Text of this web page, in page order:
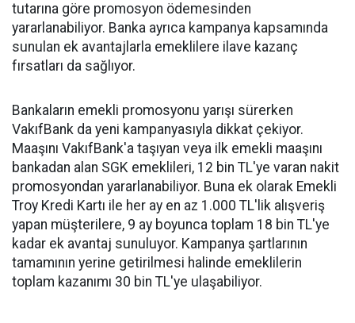
tutarına göre promosyon ödemesinden
yararlanabiliyor. Banka ayrıca kampanya kapsamında
sunulan ek avantajlarla emeklilere ilave kazanç
fırsatları da sağlıyor.
Bankaların emekli promosyonu yarışı sürerken
VakıfBank da yeni kampanyasıyla dikkat çekiyor.
Maaşını VakıfBank'a taşıyan veya ilk emekli maaşını
bankadan alan SGK emeklileri, 12 bin TL'ye varan nakit
promosyondan yararlanabiliyor. Buna ek olarak Emekli
Troy Kredi Kartı ile her ay en az 1.000 TL'lik alışveriş
yapan müşterilere, 9 ay boyunca toplam 18 bin TL'ye
kadar ek avantaj sunuluyor. Kampanya şartlarının
tamamının yerine getirilmesi halinde emeklilerin
toplam kazanımı 30 bin TL'ye ulaşabiliyor.